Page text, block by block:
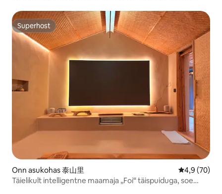
Superhost
Superhost
Onn asukohas 泰山里 Keskmine
4,9 (70)
Täielikult intelligentne maamaja „Foi“ täispuiduga, soe